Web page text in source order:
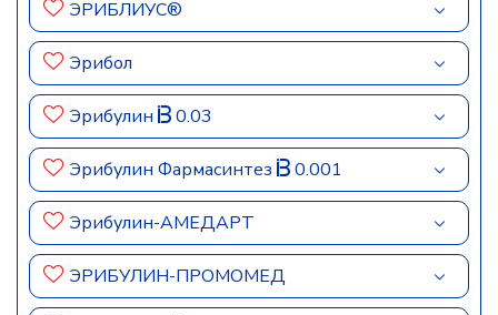
ЭРИБЛИУС®
Эрибол
Эрибулин 0.03
Эрибулин Фармасинтез 0.001
Эрибулин-АМЕДАРТ
ЭРИБУЛИН-ПРОМОМЕД